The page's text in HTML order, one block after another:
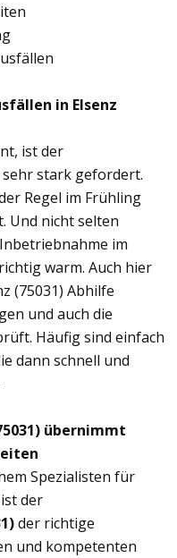
in Elsenz
ist der
sehr stark gefordert.
Regel im Frühling
Und nicht selten
im
warm. Auch hier
(75031) Abhilfe
und auch die
Häufig sind einfach
dann schnell und
übernimmt
Spezialisten für
der
der richtige
und kompetenten